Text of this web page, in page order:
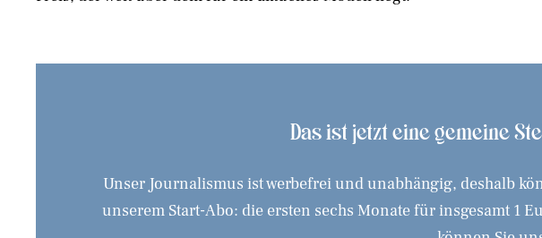
Das ist jetzt eine gemeine
Unser Journalismus ist werbefrei und unabhängig, deshalb
unserem Start-Abo: die ersten sechs Monate für insgesamt 1